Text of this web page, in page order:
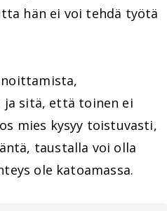
hän ei voi tehdä työtä
sitä, että toinen ei
mies kysyy toistuvasti,
taustalla voi olla
ole katoamassa.